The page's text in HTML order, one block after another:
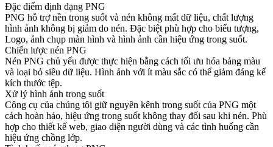
Đặc điểm định dạng PNG
PNG hỗ trợ nền trong suốt và nén không mất dữ liệu, chất lượng
hình ảnh không bị giảm do nén. Đặc biệt phù hợp cho biểu tượng,
Logo, ảnh chụp màn hình và hình ảnh cần hiệu ứng trong suốt.
Chiến lược nén PNG
Nén PNG chủ yếu được thực hiện bằng cách tối ưu hóa bảng màu
và loại bỏ siêu dữ liệu. Hình ảnh với ít màu sắc có thể giảm đáng kể
kích thước tệp.
Xử lý hình ảnh trong suốt
Công cụ của chúng tôi giữ nguyên kênh trong suốt của PNG một
cách hoàn hảo, hiệu ứng trong suốt không thay đổi sau khi nén. Phù
hợp cho thiết kế web, giao diện người dùng và các tình huống cần
hiệu ứng chồng lớp.